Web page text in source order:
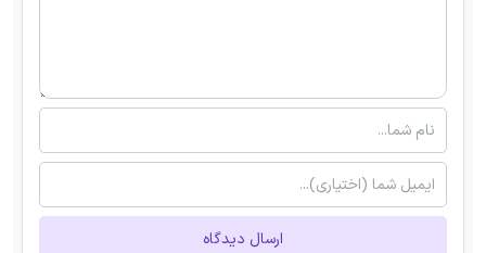
ارسال دیدگاه